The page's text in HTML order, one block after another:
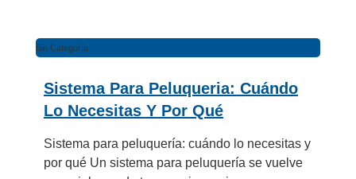
Sin Categoría
Sistema Para Peluqueria: Cuándo
Lo Necesitas Y Por Qué
Sistema para peluquería: cuándo lo necesitas y
por qué Un sistema para peluquería se vuelve